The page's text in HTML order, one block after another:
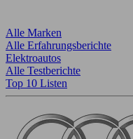
Alle Marken
Alle Erfahrungsberichte
Elektroautos
Alle Testberichte
Top 10 Listen